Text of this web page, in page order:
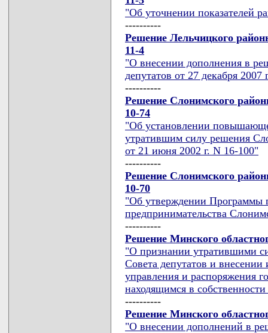
"Об уточнении показателей
----------
Решение Лельчицкого
11-4
"О внесении дополнения в
депутатов от 27 декабря 2007
----------
Решение Слонимского
10-74
"Об установлении
утратившим силу решения
от 21 июня 2002 г. N 16-100"
----------
Решение Слонимского
10-70
"Об утверждении Программы
предпринимательства
----------
Решение Минского
"О признании утратившими
Совета депутатов и
управления и распоряжения
находящимся в
----------
Решение Минского
"О внесении дополнений в